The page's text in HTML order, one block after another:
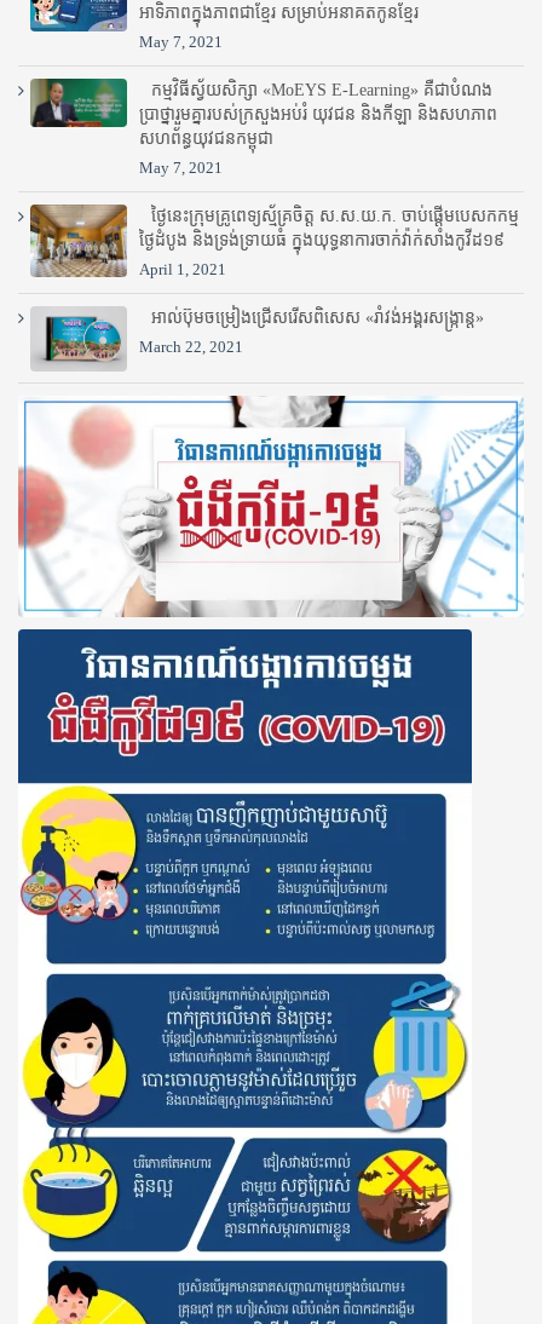
អាទិភាពក្នុងភាពជាខ្មែរ សម្រាប់អនាគតកូនខ្មែរ
May 7, 2021
កម្មវិធីស្វ័យសិក្សា «MoEYS E-Learning» គឺជាបំណង
ប្រាថ្នារួមគ្នារបស់ក្រសួងអប់រំ​ យុវជន និងកីឡា និងសហភាព
សហព័ន្ធយុវជនកម្ពុជា
May 7, 2021
ថ្ងៃនេះក្រុមគ្រូពេទ្យស្ម័គ្រចិត្ត ស.ស.យ.ក. ចាប់ផ្តើមបេសកកម្ម
ថ្ងៃដំបូង និងទ្រង់ទ្រាយធំ ក្នុងយុទ្ធនាការចាក់វ៉ាក់សាំងកូវីដ១៩
April 1, 2021
អាល់ប៊ុមចម្រៀងជ្រើសរើសពិសេស «រាំវង់អង្គរសង្ក្រាន្ត»
March 22, 2021